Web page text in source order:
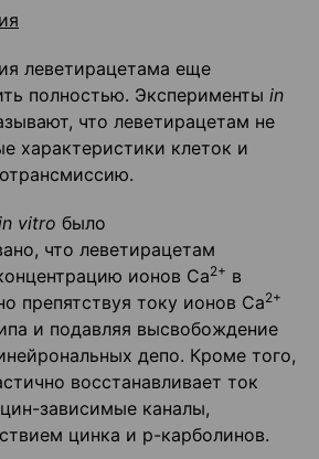
леветирацетама еще
полностью. Эксперименты in
что леветирацетам не
характеристики клеток и
vitro было
что леветирацетам
ионов Са2+ в
препятствуя току ионов Са2+
и подавляя высвобождение
депо. Кроме того,
восстанавливает ток
зависимые каналы,
цинка и р-карболинов.